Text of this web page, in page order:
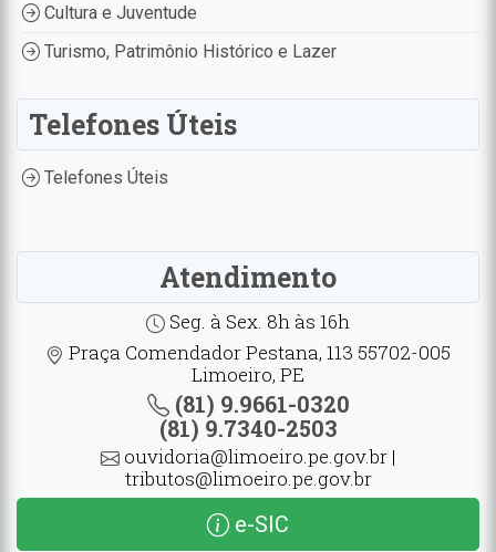
Cultura e Juventude
Turismo, Patrimônio Histórico e Lazer
Telefones Úteis
Telefones Úteis
Atendimento
Seg. à Sex. 8h às 16h
Praça Comendador Pestana, 113 55702-005
Limoeiro, PE
(81) 9.9661-0320
(81) 9.7340-2503
ouvidoria@limoeiro.pe.gov.br |
tributos@limoeiro.pe.gov.br
e-SIC